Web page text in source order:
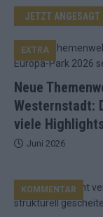
JETZT ANGESAGT
Neue
Westernstadt:
viele
EXTRA
Juni 2026
KOMMENTAR